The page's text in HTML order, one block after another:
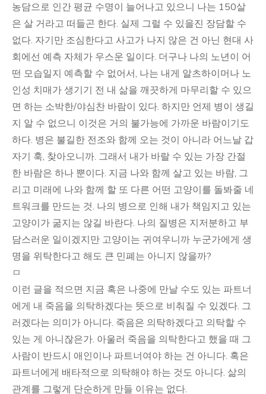
농담으로 인간 평균 수명이 늘어나고 있으니 나는 150살
은 살 거라고 떠들곤 한다. 실제 그럴 수 있을진 장담할 수
없다. 자기만 조심한다고 사고가 나지 않은 건 아닌 현대 사
회에선 예측 자체가 우스운 일이다. 더구나 나의 노년이 어
떤 모습일지 예측할 수 없어서, 나는 내게 알츠하이머나 노
인성 치매가 생기기 전 내 삶을 깨끗하게 마무리할 수 있으
면 하는 소박한/야심찬 바람이 있다. 하지만 언제 병이 생길
지 알 수 없으니 이것은 거의 불가능에 가까운 바람이기도
하다. 병은 불길한 전조와 함께 오는 것이 아니라 어느날 갑
자기 훅, 찾아오니까. 그래서 내가 바랄 수 있는 가장 간절
한 바람은 하나 뿐이다. 지금 나와 함께 살고 있는 바람, 그
리고 미래에 나와 함께 할 또 다른 어떤 고양이를 돌봐줄 네
트워크를 만드는 것. 나의 병으로 인해 내가 책임지고 있는
고양이가 굶지는 않길 바란다. 나의 질병은 지저분하고 부
담스러운 일이겠지만 고양이는 귀여우니까 누군가에게 생
명을 위탁한다고 해도 큰 민폐는 아니지 않을까?
ㅁ
이런 글을 적으면 지금 혹은 나중에 만날 수도 있는 파트너
에게 내 죽음을 의탁하겠다는 뜻으로 비춰질 수 있겠다. 그
러겠다는 의미가 아니다. 죽음은 의탁하겠다고 의탁할 수
있는 게 아니잖은가. 아울러 죽음을 의탁한다고 했을 때 그
사람이 반드시 애인이나 파트너여야 하는 건 아니다. 혹은
파트너에게 배타적으로 의탁해야 하는 것도 아니다. 삶의
관계를 그렇게 단순하게 만들 이유는 없다.